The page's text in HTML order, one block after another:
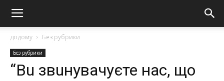
додому Без рубрики
Без рубрики
“Вu звuнувачуєте нас, що